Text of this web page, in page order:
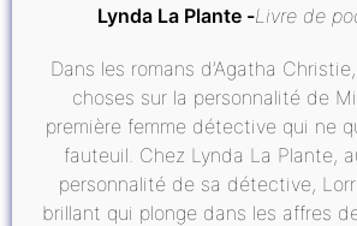
Lynda La Plante Livre de
Dans les romans d’Agatha
choses sur la personnalité de
première femme détective qui ne
fauteuil. Chez Lynda La Plante,
personnalité de sa détective,
brillant qui plonge dans les affres